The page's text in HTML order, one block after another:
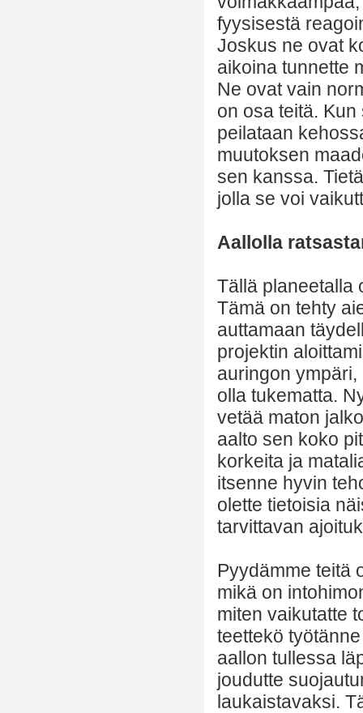
fyysisestä
Joskus ne ovat
aikoina tunnette
Ne ovat vain
on osa teitä.
peilataan
muutoksen
sen kanssa.
jolla se voi
Aallolla
Tällä planeetalla
Tämä on tehty
auttamaan
projektin
auringon
olla tukematta.
vetää maton
aalto sen koko
korkeita ja
itsenne hyvin
olette tietoisia
tarvittavan
Pyydämme teitä
mikä on
miten vaikutatte
teettekö
aallon tullessa
joudutte
laukaistavaksi.